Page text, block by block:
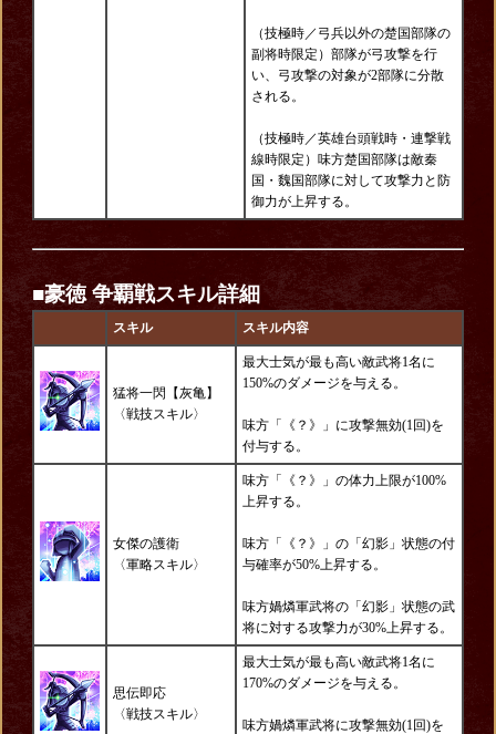
（技極時／弓兵以外の楚国部隊の
副将時限定）部隊が弓攻撃を行
い、弓攻撃の対象が2部隊に分散
される。
（技極時／英雄台頭戦時・連撃戦
線時限定）味方楚国部隊は敵秦
国・魏国部隊に対して攻撃力と防
御力が上昇する。
■豪徳争覇戦スキル詳細
スキル スキル内容
猛将一閃【灰亀】
〈戦技スキル〉
最大士気が最も高い敵武将1名に
150%のダメージを与える。
味方「《？》」に攻撃無効(1回)を
付与する。
女傑の護衛
〈軍略スキル〉
味方「《？》」の体力上限が100%
上昇する。
味方「《？》」の「幻影」状態の付
与確率が50%上昇する。
味方媧燐軍武将の「幻影」状態の武
将に対する攻撃力が30%上昇する。
思伝即応
〈戦技スキル〉
最大士気が最も高い敵武将1名に
170%のダメージを与える。
味方媧燐軍武将に攻撃無効(1回)を